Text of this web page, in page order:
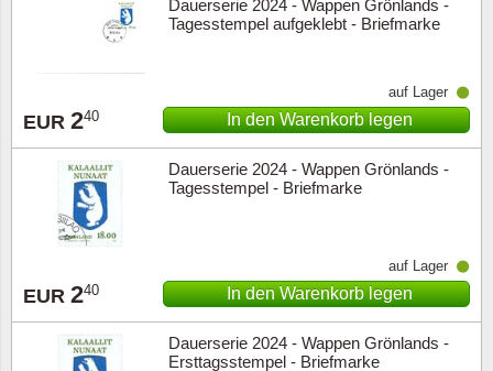
Dauerserie 2024 - Wappen Grönlands -
Tagesstempel aufgeklebt - Briefmarke
EUR 240
auf Lager
In den Warenkorb legen
Dauerserie 2024 - Wappen Grönlands -
Tagesstempel - Briefmarke
EUR 240
auf Lager
In den Warenkorb legen
Dauerserie 2024 - Wappen Grönlands -
Ersttagsstempel - Briefmarke